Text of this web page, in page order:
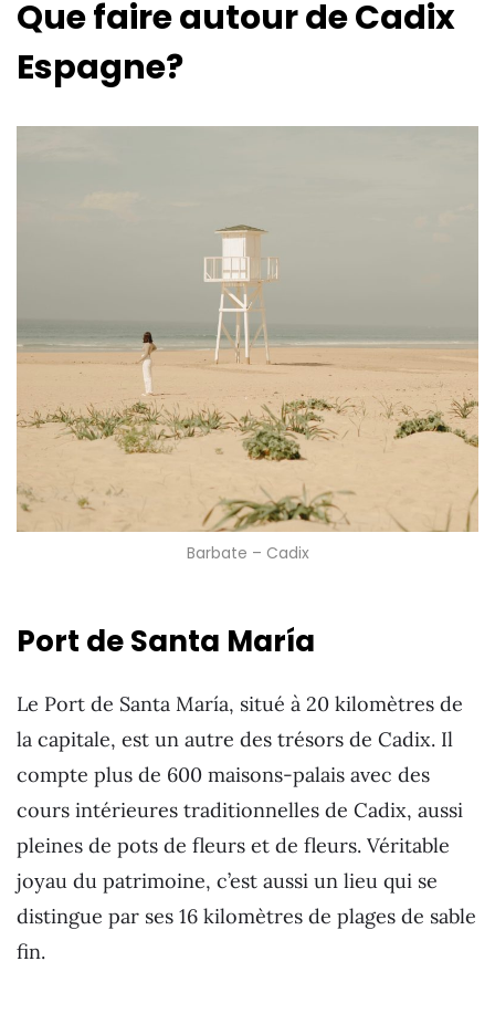
Que faire autour de Cadix
Espagne?
Barbate – Cadix
Port de Santa María
Le Port de Santa María, situé à 20 kilomètres de
la capitale, est un autre des trésors de Cadix. Il
compte plus de 600 maisons-palais avec des
cours intérieures traditionnelles de Cadix, aussi
pleines de pots de fleurs et de fleurs. Véritable
joyau du patrimoine, c’est aussi un lieu qui se
distingue par ses 16 kilomètres de plages de sable
fin.